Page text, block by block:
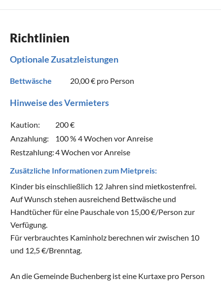
Richtlinien
Optionale Zusatzleistungen
Bettwäsche 20,00 € pro Person
Hinweise des Vermieters
Kaution:
200 €
Anzahlung:
100 % 4 Wochen vor Anreise
Restzahlung:4 Wochen vor Anreise
Zusätzliche Informationen zum Mietpreis:
Kinder bis einschließlich 12 Jahren sind mietkostenfrei.
Auf Wunsch stehen ausreichend Bettwäsche und
Handtücher für eine Pauschale von 15,00 €/Person zur
Verfügung.
Für verbrauchtes Kaminholz berechnen wir zwischen 10
und 12,5 €/Brenntag.
An die Gemeinde Buchenberg ist eine Kurtaxe pro Person